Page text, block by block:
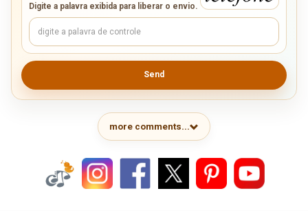
Digite a palavra exibida para liberar o envio.
Send
more comments...